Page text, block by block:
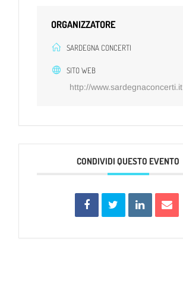
ORGANIZZATORE
SARDEGNA CONCERTI
SITO WEB
http://www.sardegnaconcerti.it
CONDIVIDI QUESTO EVENTO